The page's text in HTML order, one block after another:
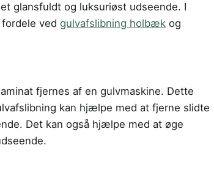
glansfuldt og luksuriøst udseende. I
ved gulvafslibning holbæk og
fjernes af en gulvmaskine. Dette
kan hjælpe med at fjerne slidte
Det kan også hjælpe med at øge